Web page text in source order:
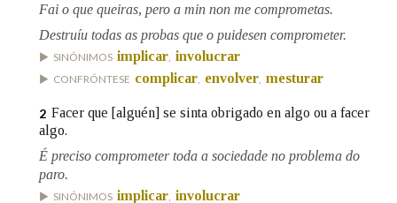
BUSCAR NO CONTIDO
Nas definicións
Nos exemplos
Na fraseoloxía
Fai o que queiras, pero a min non me comprometas.
Destruíu todas as probas que o puidesen comprometer.
SINÓNIMOS implicar involucrar
CONFRÓNTESE complicar envolver mesturar
2 Facer que [alguén] se sinta obrigado en algo ou a facer
algo.
É preciso comprometer toda a sociedade no problema do
paro.
SINÓNIMOS implicar involucrar